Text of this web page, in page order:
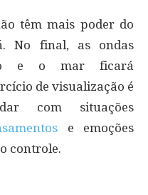
têm mais poder do
No final, as ondas
e o mar ficará
de visualização é
com situações
e emoções
controle.